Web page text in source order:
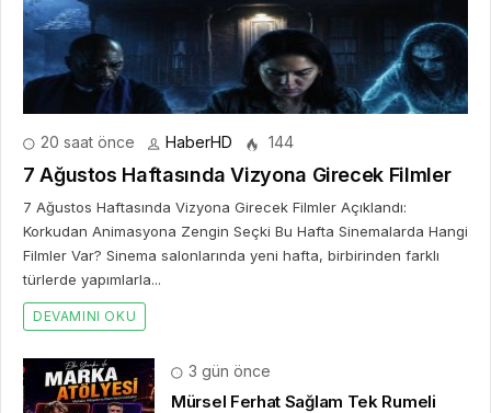
20 saat önce HaberHD 144
7 Ağustos Haftasında Vizyona Girecek Filmler
7 Ağustos Haftasında Vizyona Girecek Filmler Açıklandı:
Korkudan Animasyona Zengin Seçki Bu Hafta Sinemalarda Hangi
Filmler Var? Sinema salonlarında yeni hafta, birbirinden farklı
türlerde yapımlarla...
DEVAMINI OKU
3 gün önce
Mürsel Ferhat Sağlam Tek Rumeli